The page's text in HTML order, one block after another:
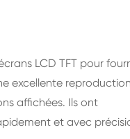
LCD TFT pour
excellente
affichées. Ils ont
et avec